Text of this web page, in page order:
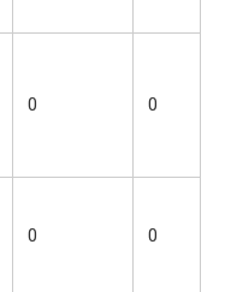
0 0
0 0